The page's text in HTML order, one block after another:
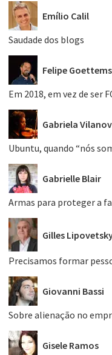
Emílio Calil
Saudade dos blogs
Felipe Goettems
Em 2018, em vez de ser
Gabriela
Ubuntu, quando “nós
Gabrielle Blair
Armas para proteger a
Gilles
Precisamos formar
Giovanni Bassi
Sobre alienação no
Gisele Ramos